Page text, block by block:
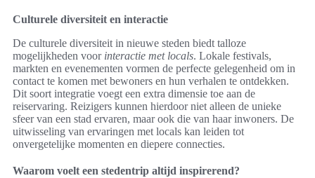
Culturele diversiteit en interactie
De culturele diversiteit in nieuwe steden biedt talloze
mogelijkheden voor interactie met locals. Lokale festivals,
markten en evenementen vormen de perfecte gelegenheid om in
contact te komen met bewoners en hun verhalen te ontdekken.
Dit soort integratie voegt een extra dimensie toe aan de
reiservaring. Reizigers kunnen hierdoor niet alleen de unieke
sfeer van een stad ervaren, maar ook die van haar inwoners. De
uitwisseling van ervaringen met locals kan leiden tot
onvergetelijke momenten en diepere connecties.
Waarom voelt een stedentrip altijd inspirerend?